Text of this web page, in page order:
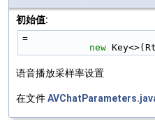
初始值:
=
new
语音播放采样率设置
在文件